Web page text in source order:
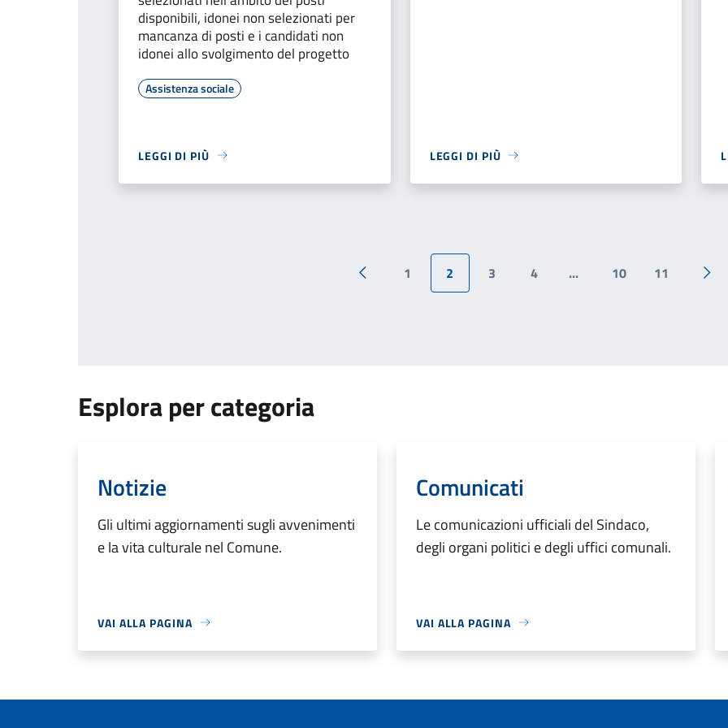
disponibili, idonei non selezionati per
mancanza di posti e i candidati non
idonei allo svolgimento del progetto
Assistenza sociale
LEGGI DI PIÙ LEGGI DI PIÙ
Pagina precedente
1 2 3 4 ... 10 11
Esplora per categoria
Notizie
Gli ultimi aggiornamenti sugli avvenimenti
e la vita culturale nel Comune.
VAI ALLA PAGINA
Comunicati
Le comunicazioni ufficiali del Sindaco,
degli organi politici e degli uffici comunali.
VAI ALLA PAGINA